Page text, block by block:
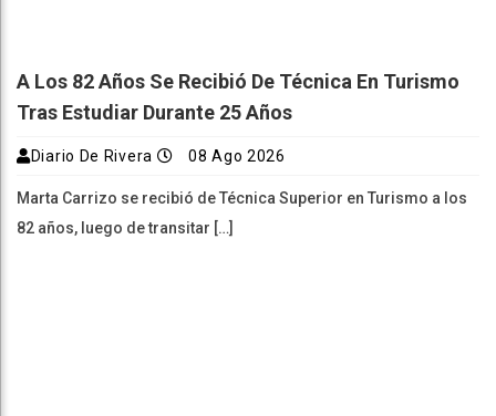
A Los 82 Años Se Recibió De Técnica En Turismo
Tras Estudiar Durante 25 Años
Diario De Rivera 08 Ago 2026
Marta Carrizo se recibió de Técnica Superior en Turismo a los
82 años, luego de transitar […]